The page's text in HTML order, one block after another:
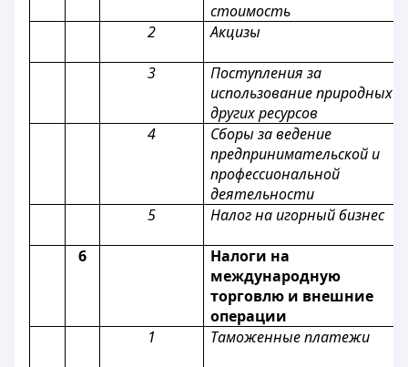
стоимость
2
Акцизы
3
Поступления за
использование природных и
других ресурсов
4
Сборы за ведение
предпринимательской и
профессиональной
деятельности
5
Налог на игорный бизнес
6
Налоги на
международную
торговлю и внешние
операции
1
Таможенные платежи